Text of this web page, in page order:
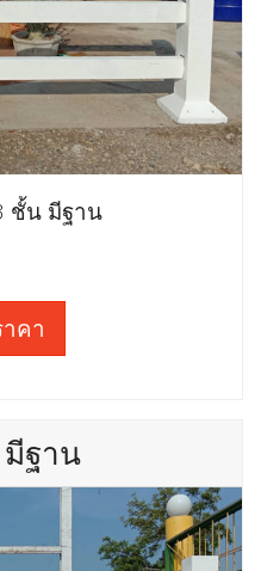
ชั้น มีฐาน
คา
ฐาน